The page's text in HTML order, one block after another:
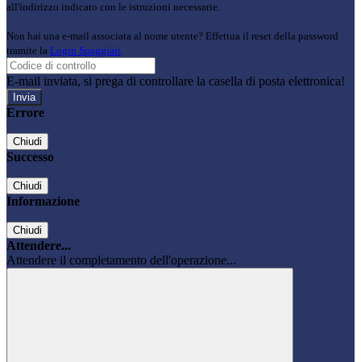
all'indirizzo indicato con le istruzioni necessarie.
Non hai una e-mail associata al nome utente? Effettua il reset della password
tramite la Login Spaggiari
E-mail inviata, si prega di controllare la casella di posta elettronica!
Errore
Chiudi
Successo
Chiudi
Informazione
Chiudi
Attendere...
Attendere il completamento dell'operazione...